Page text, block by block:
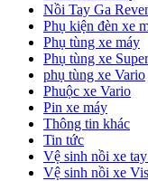
Nồi Tay Ga
Phụ kiện đèn xe
Phụ tùng xe máy
Phụ tùng xe
phụ tùng xe Vario
Phuộc xe Vario
Pin xe máy
Thông tin khác
Tin tức
Vệ sinh nồi xe tay
Vệ sinh nồi xe